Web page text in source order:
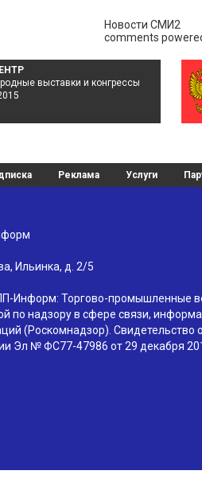
Новости СМИ2
comments
выставки и конгрессы
Реклама Услуги
, Ильинка, д. 2/5
Информ: Торгово-промышленные
по надзору в сфере связи,
(Роскомнадзор). Свидетельство
Эл № ФС77-47986 от 29 декабря